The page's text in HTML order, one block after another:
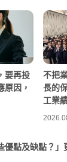
要再投
原因，
不把
長的
工業
優點及缺點？」